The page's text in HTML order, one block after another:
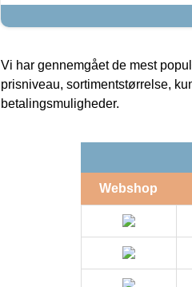
Vi har gennemgået de mest
prisniveau, sortimentstørrelse,
betalingsmuligheder.
Webshop